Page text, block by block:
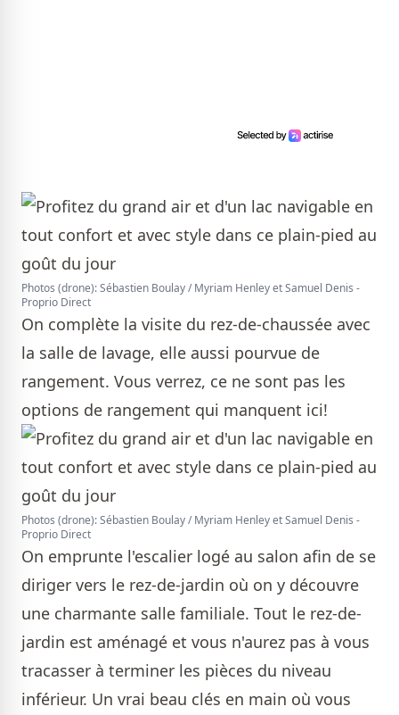
Photos (drone): Sébastien Boulay / Myriam Henley et Samuel Denis -
Proprio Direct
On complète la visite du rez-de-chaussée avec
la salle de lavage, elle aussi pourvue de
rangement. Vous verrez, ce ne sont pas les
options de rangement qui manquent ici!
Photos (drone): Sébastien Boulay / Myriam Henley et Samuel Denis -
Proprio Direct
On emprunte l'escalier logé au salon afin de se
diriger vers le rez-de-jardin où on y découvre
une charmante salle familiale. Tout le rez-de-
jardin est aménagé et vous n'aurez pas à vous
tracasser à terminer les pièces du niveau
inférieur. Un vrai beau clés en main où vous